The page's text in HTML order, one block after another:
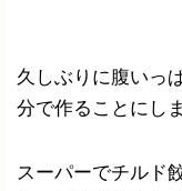
久しぶりに腹いっ
分で作ることにし
スーパーでチルド